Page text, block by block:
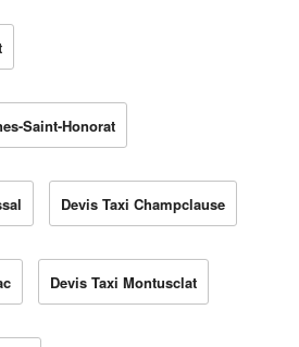
Saint-Honorat
Devis Taxi Champclause
Devis Taxi Montusclat